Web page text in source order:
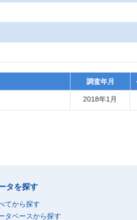
調査年月
2018年1月
タを探す
てから探す
タベースから探す